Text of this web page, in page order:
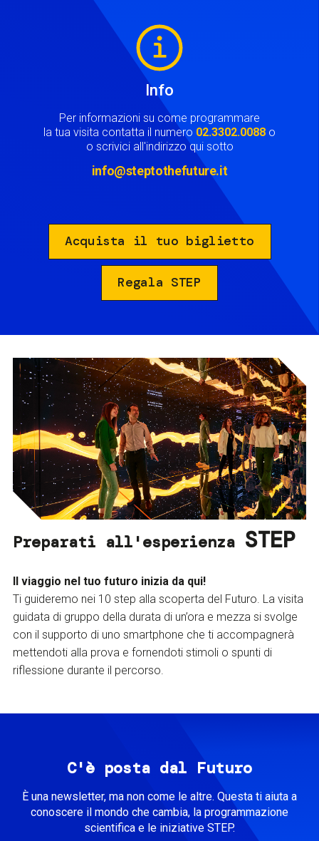
Info
Per informazioni su come programmare
la tua visita contatta il numero 02.3302.0088 o
o scrivici all'indirizzo qui sotto
info@steptothefuture.it
Acquista il tuo biglietto
Regala STEP
Preparati all'esperienza STEP
Il viaggio nel tuo futuro inizia da qui!
Ti guideremo nei 10 step alla scoperta del Futuro. La visita
guidata di gruppo della durata di un’ora e mezza si svolge
con il supporto di uno smartphone che ti accompagnerà
mettendoti alla prova e fornendoti stimoli o spunti di
riflessione durante il percorso.
C'è posta dal Futuro
È una newsletter, ma non come le altre. Questa ti aiuta a
conoscere il mondo che cambia, la programmazione
scientifica e le iniziative STEP.